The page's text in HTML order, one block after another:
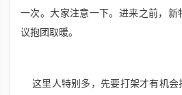
一次。大家注意一下。进来之前，
议抱团取暖。
这里人特别多，先要打架才有机会